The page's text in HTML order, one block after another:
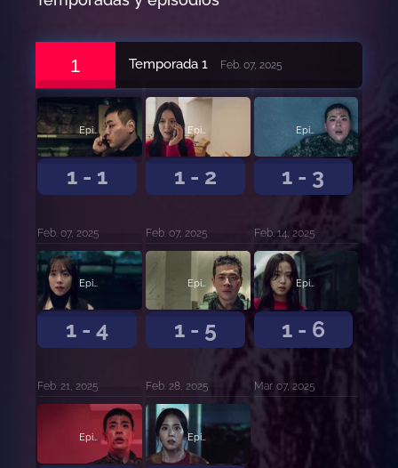
1 Temporada 1 Feb. 07, 2025
1 - 1
Episodio 1
Feb. 07, 2025
1 - 2
Episodio 2
Feb. 07, 2025
1 - 3
Episodio 3
Feb. 14, 2025
1 - 4
Episodio 4
Feb. 21, 2025
1 - 5
Episodio 5
Feb. 28, 2025
1 - 6
Episodio 6
Mar. 07, 2025
Episodio 7 Episodio 8